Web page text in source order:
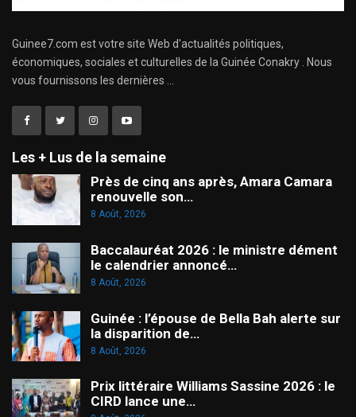
Guinee7.com est votre site Web d'actualités politiques,
économiques, sociales et culturelles de la Guinée Conakry . Nous
vous fournissons les dernières ...
Les + Lus de la semaine
Près de cinq ans après, Amara Camara
renouvelle son…
8 Août, 2026
Baccalauréat 2026 : le ministre dément
le calendrier annoncé…
8 Août, 2026
Guinée : l’épouse de Bella Bah alerte sur
la disparition de…
8 Août, 2026
Prix littéraire Williams Sassine 2026 : le
CIRD lance une…